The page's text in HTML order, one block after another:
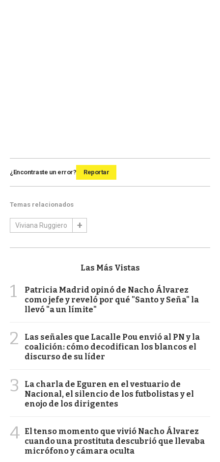
¿Encontraste un error? Reportar
Temas relacionados
Viviana Ruggiero
Las Más Vistas
1
Patricia Madrid opinó de Nacho Álvarez
como jefe y reveló por qué "Santo y Seña" la
llevó "a un límite"
2
Las señales que Lacalle Pou envió al PN y la
coalición: cómo decodifican los blancos el
discurso de su líder
3
La charla de Eguren en el vestuario de
Nacional, el silencio de los futbolistas y el
enojo de los dirigentes
4 El tenso momento que vivió Nacho Álvarez
cuando una prostituta descubrió que llevaba
micrófono y cámara oculta